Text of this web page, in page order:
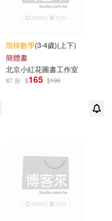
階梯數學(3-4歲)(上下)
簡體書
北京小紅花圖書工作室
87 折 $165 $190